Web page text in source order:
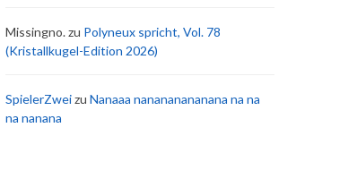
Missingno.zu Polyneux spricht, Vol. 78
(Kristallkugel-Edition 2026)
SpielerZweizu Nanaaa nanananananana na na
na nanana